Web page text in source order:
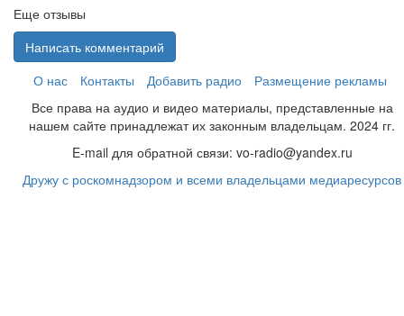
Еще отзывы
Написать комментарий
О нас
Контакты Добавить радио
Размещение рекламы
Все права на аудио и видео материалы, представленные на
нашем сайте принадлежат их законным владельцам. 2024 гг.
E-mail для обратной связи: vo-radio@yandex.ru
Дружу с роскомнадзором и всеми владельцами медиаресурсов